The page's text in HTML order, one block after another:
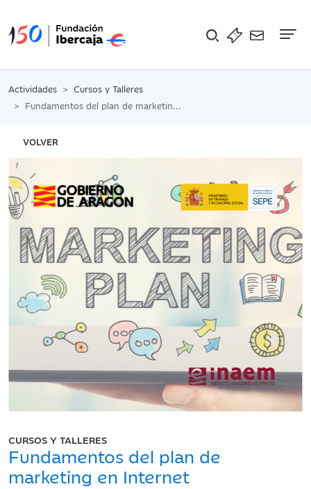
Actividades
Cursos y Talleres
Fundamentos del plan de marketing en Internet
VOLVER
CURSOS Y TALLERES
Fundamentos del plan de
marketing en Internet